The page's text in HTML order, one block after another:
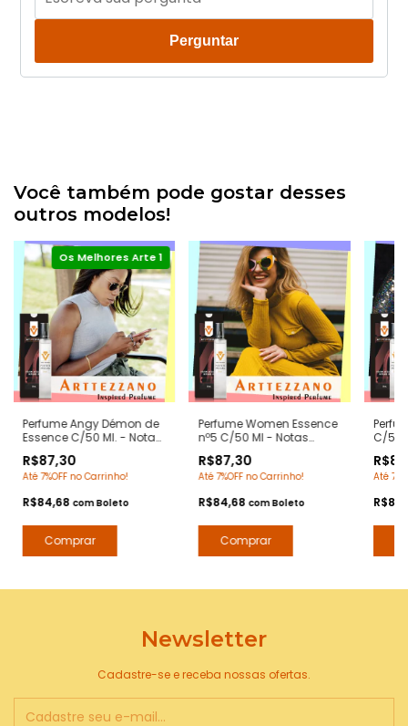
Perguntar
Você também pode gostar desses
outros modelos!
Perfume Angy Démon de
Essence C/50 Ml. - Notas
Givenchy - Contratipos
Premium - Arte 1 Perfumes
R$87,30
Até 7%OFF no Carrinho!
R$84,68 comBoleto
Perfume Women Essence
nº5 C/50 Ml - Notas
Premium - Arte 1 Perfumes
R$87,30
Até 7%OFF no Carrinho!
R$84,68 comBoleto
C/50
Arte 1
Até
Newsletter
Cadastre-se e receba nossas ofertas.